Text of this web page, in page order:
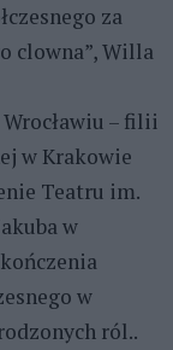
za
clowna”, Willa
– filii
w Krakowie
Teatru im.
w
w
ról..